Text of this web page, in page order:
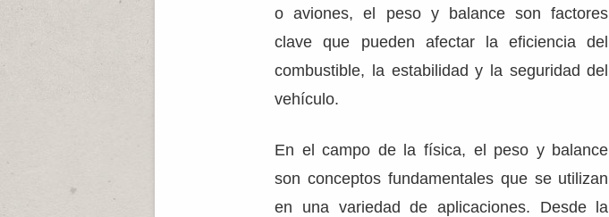
o aviones, el peso y balance son factores
clave que pueden afectar la eficiencia del
combustible, la estabilidad y la seguridad del
vehículo.
En el campo de la física, el peso y balance
son conceptos fundamentales que se utilizan
en una variedad de aplicaciones. Desde la